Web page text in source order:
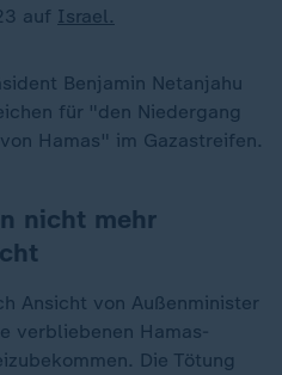
auf Israel.
Benjamin Netanjahu
für "den Niedergang
Hamas" im Gazastreifen.
nicht mehr
Ansicht von Außenminister
verbliebenen Hamas-
Die Tötung